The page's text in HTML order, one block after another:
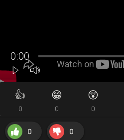
👍
0
😁
0
😲
0
0 0